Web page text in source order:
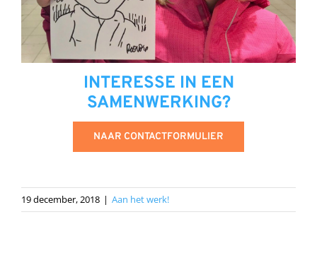
INTERESSE IN EEN
SAMENWERKING?
NAAR CONTACTFORMULIER
19 december, 2018 | Aan het werk!